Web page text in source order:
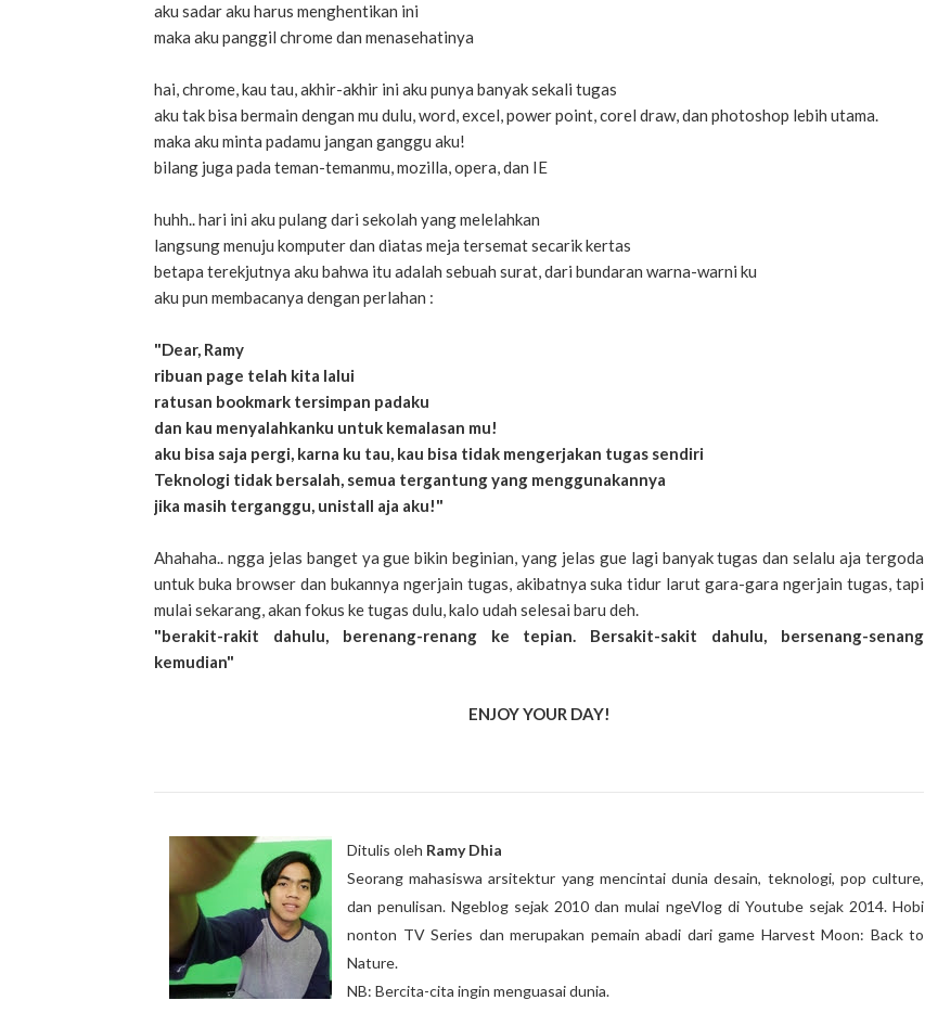
aku sadar aku harus menghentikan ini
maka aku panggil chrome dan menasehatinya
hai, chrome, kau tau, akhir-akhir ini aku punya banyak sekali tugas
aku tak bisa bermain dengan mu dulu, word, excel, power point, corel draw, dan photoshop lebih utama.
maka aku minta padamu jangan ganggu aku!
bilang juga pada teman-temanmu, mozilla, opera, dan IE
huhh.. hari ini aku pulang dari sekolah yang melelahkan
langsung menuju komputer dan diatas meja tersemat secarik kertas
betapa terekjutnya aku bahwa itu adalah sebuah surat, dari bundaran warna-warni ku
aku pun membacanya dengan perlahan :
"Dear, Ramy
ribuan page telah kita lalui
ratusan bookmark tersimpan padaku
dan kau menyalahkanku untuk kemalasan mu!
aku bisa saja pergi, karna ku tau, kau bisa tidak mengerjakan tugas sendiri
Teknologi tidak bersalah, semua tergantung yang menggunakannya
jika masih terganggu, unistall aja aku!"
Ahahaha.. ngga jelas banget ya gue bikin beginian, yang jelas gue lagi banyak tugas dan selalu aja tergoda
untuk buka browser dan bukannya ngerjain tugas, akibatnya suka tidur larut gara-gara ngerjain tugas, tapi
mulai sekarang, akan fokus ke tugas dulu, kalo udah selesai baru deh.
"berakit-rakit dahulu, berenang-renang ke tepian. Bersakit-sakit dahulu, bersenang-senang
kemudian"
ENJOY YOUR DAY!
Ditulis oleh Ramy Dhia
Seorang mahasiswa arsitektur yang mencintai dunia desain, teknologi, pop culture,
dan penulisan. Ngeblog sejak 2010 dan mulai ngeVlog di Youtube sejak 2014. Hobi
nonton TV Series dan merupakan pemain abadi dari game Harvest Moon: Back to
Nature.
NB: Bercita-cita ingin menguasai dunia.